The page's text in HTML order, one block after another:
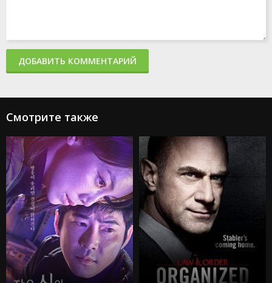
ДОБАВИТЬ КОММЕНТАРИЙ
Смотрите также